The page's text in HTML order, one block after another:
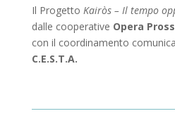
Il Progetto Kairòs – Il tempo
dalle cooperative Opera
con il coordinamento
C.E.S.T.A.